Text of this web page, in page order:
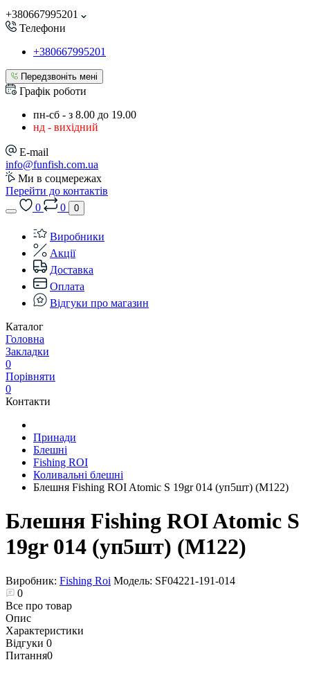
+380667995201
Телефони
+380667995201
Передзвоніть мені
Графік роботи
пн-сб - з 8.00 до 19.00
нд - вихідний
E-mail
info@funfish.com.ua
Ми в соцмережах
Перейти до контактів
0
0 0
Виробники
Акції
Доставка
Оплата
Відгуки про магазин
Каталог
Головна
Закладки
0
Порівняти
0
Контакти
Принади
Блешні
Fishing ROI
Коливальні блешні
Блешня Fishing ROI Atomic S 19gr 014 (уп5шт) (M122)
Блешня Fishing ROI Atomic S
19gr 014 (уп5шт) (M122)
Виробник: Fishing Roi Модель: SF04221-191-014
0
Все про товар
Опис
Характеристики
Відгуки 0
Питання0